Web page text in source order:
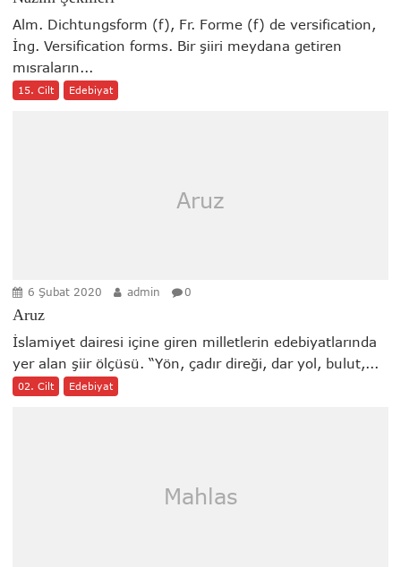
Alm. Dichtungsform (f), Fr. Forme (f) de versification,
İng. Versification forms. Bir şiiri meydana getiren
mısraların...
15. Cilt Edebiyat
Aruz
6 Şubat 2020 admin 0
Aruz
İslamiyet dairesi içine giren milletlerin edebiyatlarında
yer alan şiir ölçüsü. “Yön, çadır direği, dar yol, bulut,...
02. Cilt Edebiyat
Mahlas